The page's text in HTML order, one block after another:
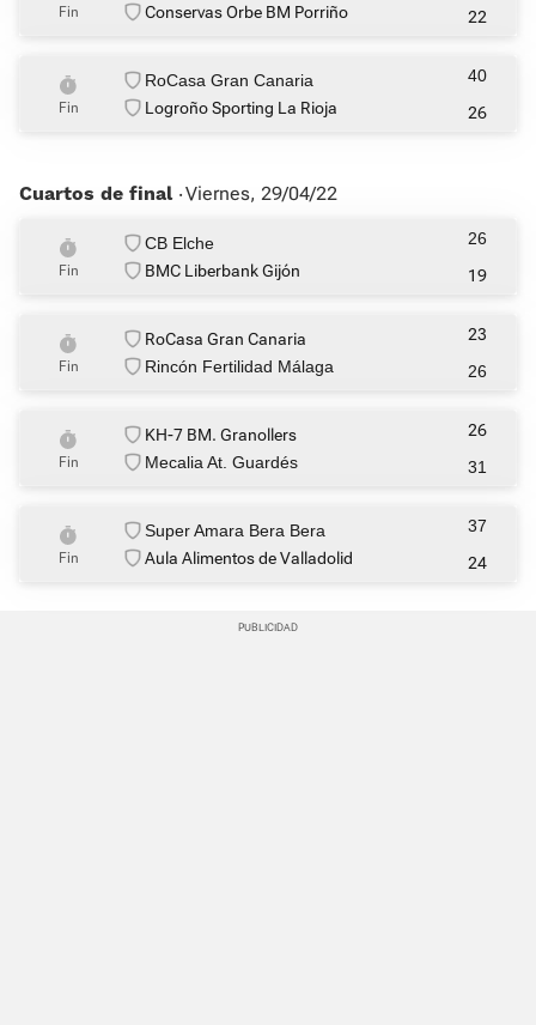
Fin
Conservas Orbe BM Porriño
22
Fin
RoCasa Gran Canaria
Logroño Sporting La Rioja
40
26
Cuartos de final ‧Viernes, 29/04/22
Fin
CB Elche
BMC Liberbank Gijón
26
19
Fin
RoCasa Gran Canaria
Rincón Fertilidad Málaga
23
26
Fin
KH-7 BM. Granollers
Mecalia At. Guardés
26
31
Fin
Super Amara Bera Bera
Aula Alimentos de Valladolid
37
24